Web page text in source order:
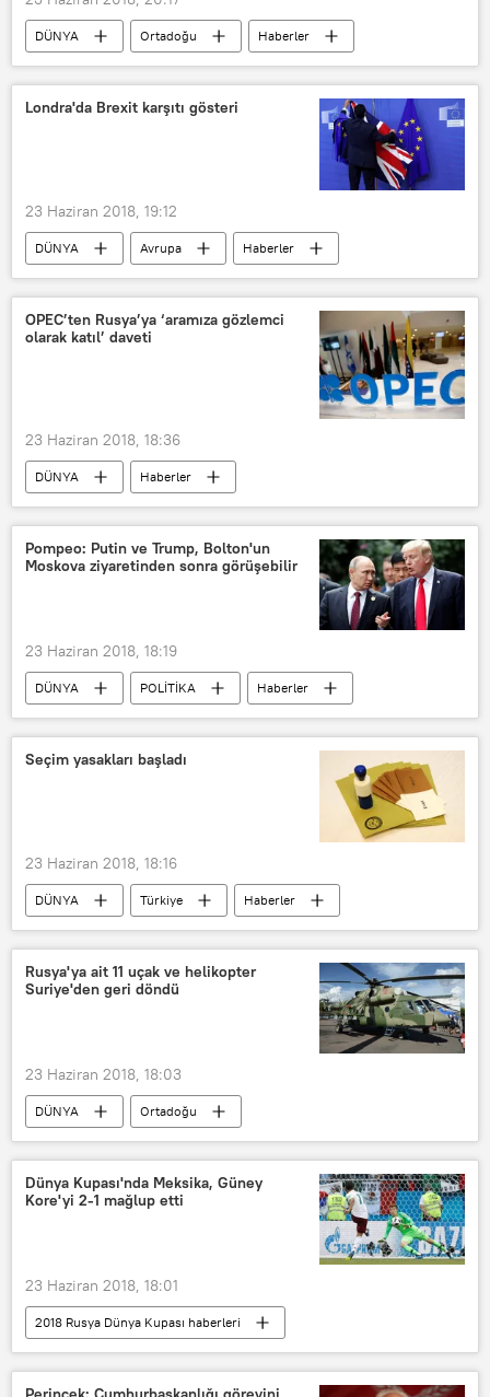
DÜNYA Ortadoğu
Haberler
Irak
Irak Silahlı Kuvvetleri
IŞİD
F-16
Londra'da Brexit karşıtı gösteri
23 Haziran 2018, 19:12
DÜNYA Avrupa
Haberler
İngiltere
Theresa May
AB
Brexit
OPEC’ten Rusya’ya ‘aramıza gözlemci
olarak katıl’ daveti
23 Haziran 2018, 18:36
DÜNYA
Haberler
Suudi Arabistan
Rusya
Petrol İhraç Eden Ülkeler Örgütü (OPEC)
Pompeo: Putin ve Trump, Bolton'un
Moskova ziyaretinden sonra görüşebilir
23 Haziran 2018, 18:19
DÜNYA POLİTİKA
Haberler
Rusya
ABD
Mike Pompeo
John Bolton
Seçim yasakları başladı
23 Haziran 2018, 18:16
DÜNYA Türkiye
Haberler
TÜRKİYE
Yüksek Seçim Kurulu (YSK)
24 Haziran Cumhurbaşkanlığı seçimleri
Rusya'ya ait 11 uçak ve helikopter
Suriye'den geri döndü
23 Haziran 2018, 18:03
DÜNYA
Ortadoğu
SAVUNMA
Haberler
Rusya
Suriye
Rusya Savunma Bakanlığı
Dünya Kupası'nda Meksika, Güney
Kore'yi 2-1 mağlup etti
23 Haziran 2018, 18:01
2018 Rusya Dünya Kupası haberleri
YAŞAM
2018 Rusya Dünya Kupası
SPOR
Haberler
Rusya